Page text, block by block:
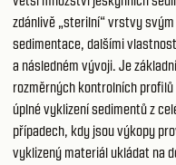
zdánlivě „sterilní“ vrstvy
sedimentace, dalšími
a následném vývoji. Je
rozměrných kontrolních
úplné vyklizení sedimentů z
případech, kdy jsou výkopy
vyklizený materiál ukládat na